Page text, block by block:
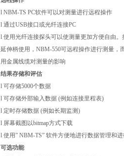
l NBM-TS PC软件可以对测量进行远程操作
l 通过USB接口或光纤连接PC
l 使用光纤连接探头可以使测量更加方便自由
延伸柄使用，NBM-550可远程操作进行测量，
用金属线缆对测量的影响
结果存储和评估
l 可存储5000个数据
l 可存储外部输入数据 (例如连接里程表)
l 定时存储数据 (例如长期监测)
l 屏幕截图以bitmap方式下载
l 使用” NBM-TS” 软件方便地进行数据管理和
可选功能